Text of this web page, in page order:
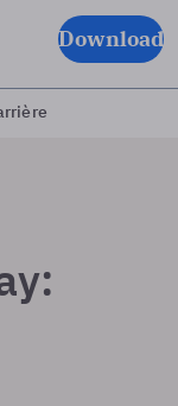
Download